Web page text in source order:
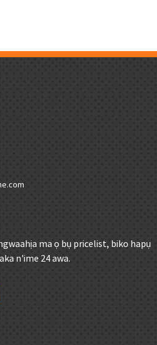
ma ọ bụ pricelist, biko hapụ
n'ime 24 awa.